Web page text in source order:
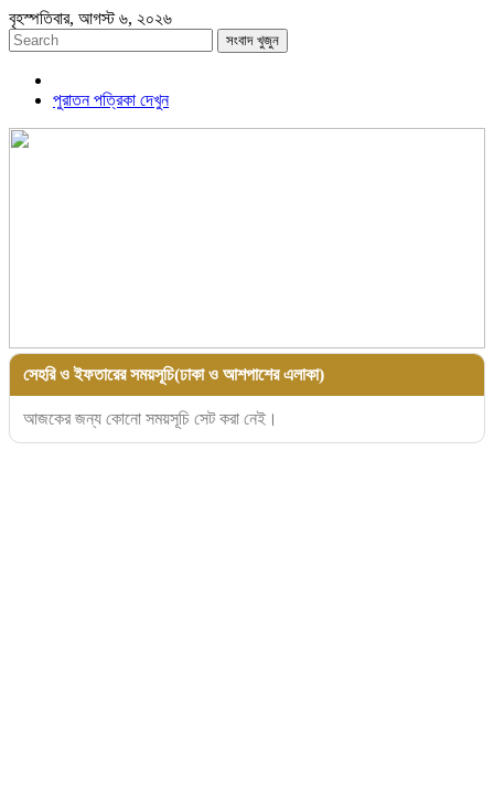
বৃহস্পতিবার, আগস্ট ৬, ২০২৬
সংবাদ খুজুন
পুরাতন পত্রিকা দেখুন
সেহরি ও ইফতারের সময়সূচি(ঢাকা ও আশপাশের এলাকা)
আজকের জন্য কোনো সময়সূচি সেট করা নেই।